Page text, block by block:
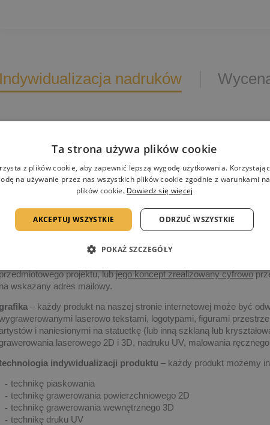
Indywidualizacja nadruków
Możliwości indywidualizacji nadruków
produkt prezentowany na naszej stronie internetowej może
grafikę i technologię realizacji.
Po otrzymaniu zapytania,nasz przedstawiciel skontaktuje się z
szczegółów dotyczących realizacji projektu.
Po uzgodnieniu szczegółów dotyczących czasu realizacji projektu,
projektu, lubjego koncept zrealizowany cyfrowo
na wskazany adres mailowy.
grafika – każdy produkt na naszej stronie internetowej może być
laserowo tekstami, logotypami, figurami
artystów i naniesionymi na statuetkę (lub inną szklaną lub
laserowego 2D i 3D, nadruku UV, malowania
indywidualizacji produktu – każdy produkt możemy
technikę piaskowania
technikę grawerowania powierzchniowego 2D
technikę grawerowania wewnętrznego 3D
technikę druku UV
Ta strona używa plików cookie
z plików cookie, aby zapewnić lepszą wygodę użytkowania.
na używanie przez nas wszystkich plików cookie zgodnie z warunkami
plików cookie. Dowiedz się więcej
AKCEPTUJ WSZYSTKIE ODRZUĆ WSZYSTKIE
POKAŻ SZCZEGÓŁY